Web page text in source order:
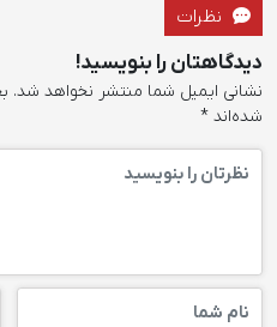
نظرات
دیدگاهتان را بنویسید!
نشانی ایمیل شما منتشر نخواهد شد.
شده‌اند *